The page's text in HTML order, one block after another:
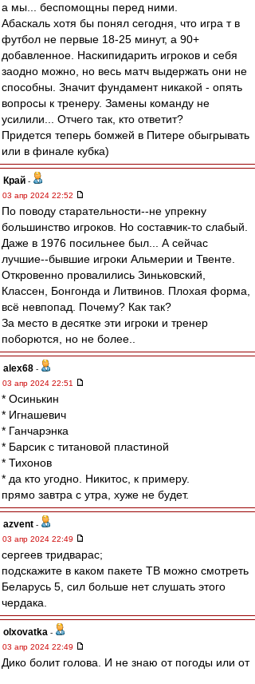
а мы... беспомощны перед ними.
Абаскаль хотя бы понял сегодня, что игра т в
футбол не первые 18-25 минут, а 90+
добавленное. Наскипидарить игроков и себя
заодно можно, но весь матч выдержать они не
способны. Значит фундамент никакой - опять
вопросы к тренеру. Замены команду не
усилили... Отчего так, кто ответит?
Придется теперь бомжей в Питере обыгрывать
или в финале кубка)
Край -
03 апр 2024 22:52
По поводу старательности--не упрекну
большинство игроков. Но составчик-то слабый.
Даже в 1976 посильнее был... А сейчас
лучшие--бывшие игроки Альмерии и Твенте.
Откровенно провалились Зиньковский,
Классен, Бонгонда и Литвинов. Плохая форма,
всё невпопад. Почему? Как так?
За место в десятке эти игроки и тренер
поборются, но не более..
alex68 -
03 апр 2024 22:51
* Осинькин
* Игнашевич
* Ганчарэнка
* Барсик с титановой пластиной
* Тихонов
* да кто угодно. Никитос, к примеру.
прямо завтра с утра, хуже не будет.
azvent -
03 апр 2024 22:49
сергеев тридварас;
подскажите в каком пакете ТВ можно смотреть
Беларусь 5, сил больше нет слушать этого
чердака.
olxovatka -
03 апр 2024 22:49
Дико болит голова. И не знаю от погоды или от